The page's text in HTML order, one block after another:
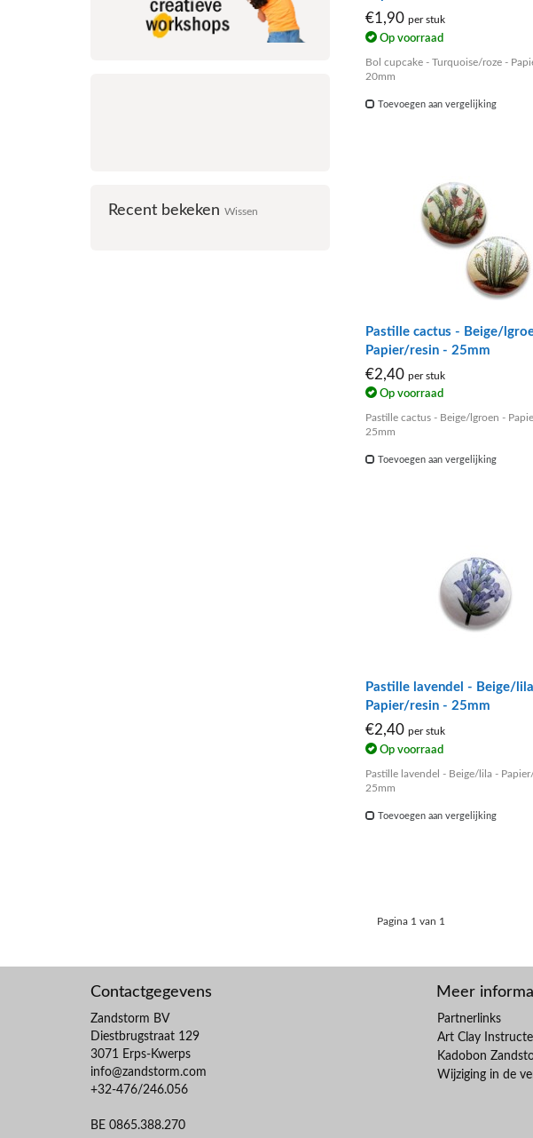
Recent bekeken Wissen
€1,90 per stuk
Op voorraad
Bol cupcake - Turquoise/roze -
20mm
Toevoegen aan vergelijking
Pastille cactus - Beige/
Papier/resin - 25mm
€2,40 per stuk
Op voorraad
Pastille cactus - Beige/lgroen -
25mm
Toevoegen aan vergelijking
Pastille lavendel - Beige/
Papier/resin - 25mm
€2,40 per stuk
Op voorraad
Pastille lavendel - Beige/lila -
25mm
Toevoegen aan vergelijking
Pagina 1 van 1
Contactgegevens
Zandstorm BV
Diestbrugstraat 129
3071 Erps-Kwerps
info@zandstorm.com
+32-476/246.056
BE 0865.388.270
Meer
Partnerlinks
Art Clay
Kadobon
Wijziging in de